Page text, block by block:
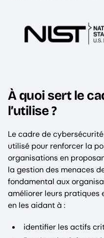
À quoi sert le
l’utilise ?
Le cadre de
utilisé pour renforcer la
organisations en
la gestion des menaces
fondamental aux
améliorer leurs pratiques
en les aidant à :
identifier les actifs